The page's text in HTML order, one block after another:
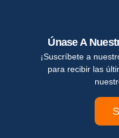
Únase A
¡Suscríbete a
para recibir las